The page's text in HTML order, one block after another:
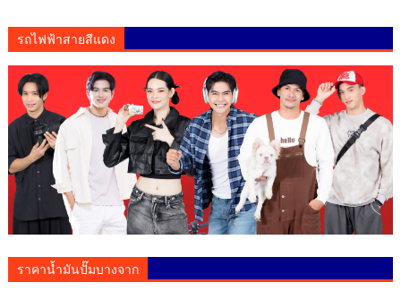
รถไฟฟ้าสายสีแดง
ราคาน้ำมันปั๊มบางจาก